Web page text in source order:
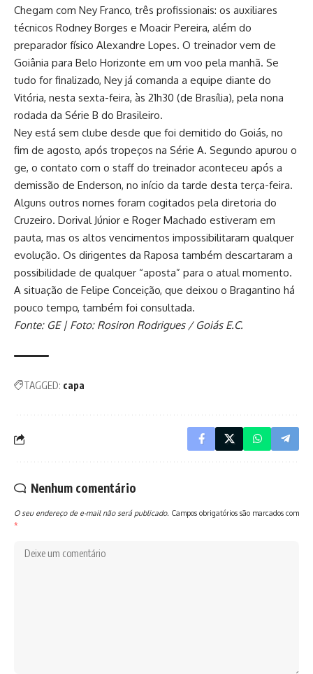
Chegam com Ney Franco, três profissionais: os auxiliares
técnicos Rodney Borges e Moacir Pereira, além do
preparador físico Alexandre Lopes. O treinador vem de
Goiânia para Belo Horizonte em um voo pela manhã. Se
tudo for finalizado, Ney já comanda a equipe diante do
Vitória, nesta sexta-feira, às 21h30 (de Brasília), pela nona
rodada da Série B do Brasileiro.
Ney está sem clube desde que foi demitido do Goiás, no
fim de agosto, após tropeços na Série A. Segundo apurou o
ge, o contato com o staff do treinador aconteceu após a
demissão de Enderson, no início da tarde desta terça-feira.
Alguns outros nomes foram cogitados pela diretoria do
Cruzeiro. Dorival Júnior e Roger Machado estiveram em
pauta, mas os altos vencimentos impossibilitaram qualquer
evolução. Os dirigentes da Raposa também descartaram a
possibilidade de qualquer “aposta” para o atual momento.
A situação de Felipe Conceição, que deixou o Bragantino há
pouco tempo, também foi consultada.
Fonte: GE | Foto: Rosiron Rodrigues / Goiás E.C.
TAGGED: capa
Nenhum comentário
O seu endereço de e-mail não será publicado. Campos obrigatórios são marcados com
*